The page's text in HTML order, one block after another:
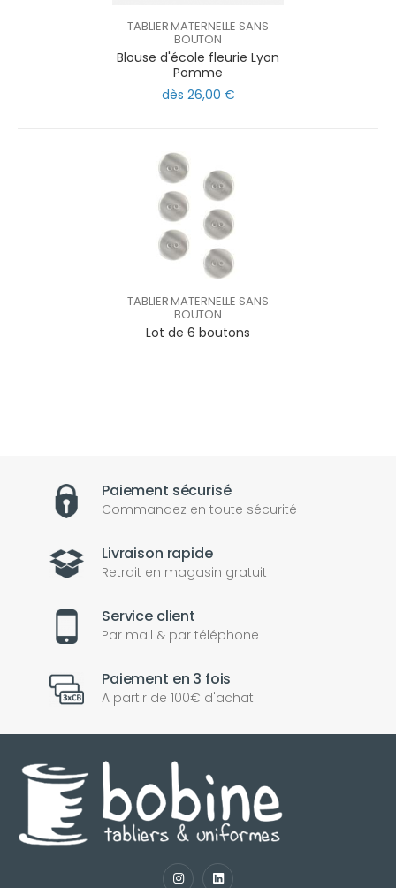
TABLIER MATERNELLE SANS
BOUTON
Blouse d'école fleurie Lyon
Pomme
dès 26,00 €
TABLIER MATERNELLE SANS
BOUTON
Lot de 6 boutons
Paiement sécurisé
Commandez en toute sécurité
Livraison rapide
Retrait en magasin gratuit
Service client
Par mail & par téléphone
Paiement en 3 fois
A partir de 100€ d'achat